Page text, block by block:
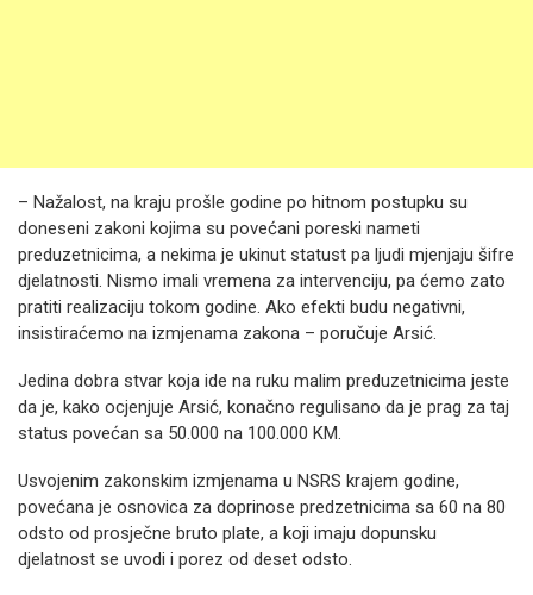
– Nažalost, na kraju prošle godine po hitnom postupku su
doneseni zakoni kojima su povećani poreski nameti
preduzetnicima, a nekima je ukinut statust pa ljudi mjenjaju šifre
djelatnosti. Nismo imali vremena za intervenciju, pa ćemo zato
pratiti realizaciju tokom godine. Ako efekti budu negativni,
insistiraćemo na izmjenama zakona – poručuje Arsić.
Jedina dobra stvar koja ide na ruku malim preduzetnicima jeste
da je, kako ocjenjuje Arsić, konačno regulisano da je prag za taj
status povećan sa 50.000 na 100.000 KM.
Usvojenim zakonskim izmjenama u NSRS krajem godine,
povećana je osnovica za doprinose predzetnicima sa 60 na 80
odsto od prosječne bruto plate, a koji imaju dopunsku
djelatnost se uvodi i porez od deset odsto.